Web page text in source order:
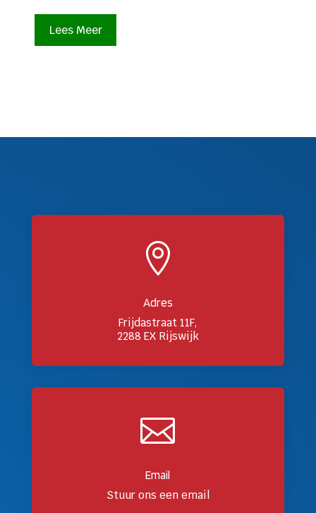
Lees Meer

Adres
Frijdastraat 11F,
2288 EX Rijswijk

Email
Stuur ons een email